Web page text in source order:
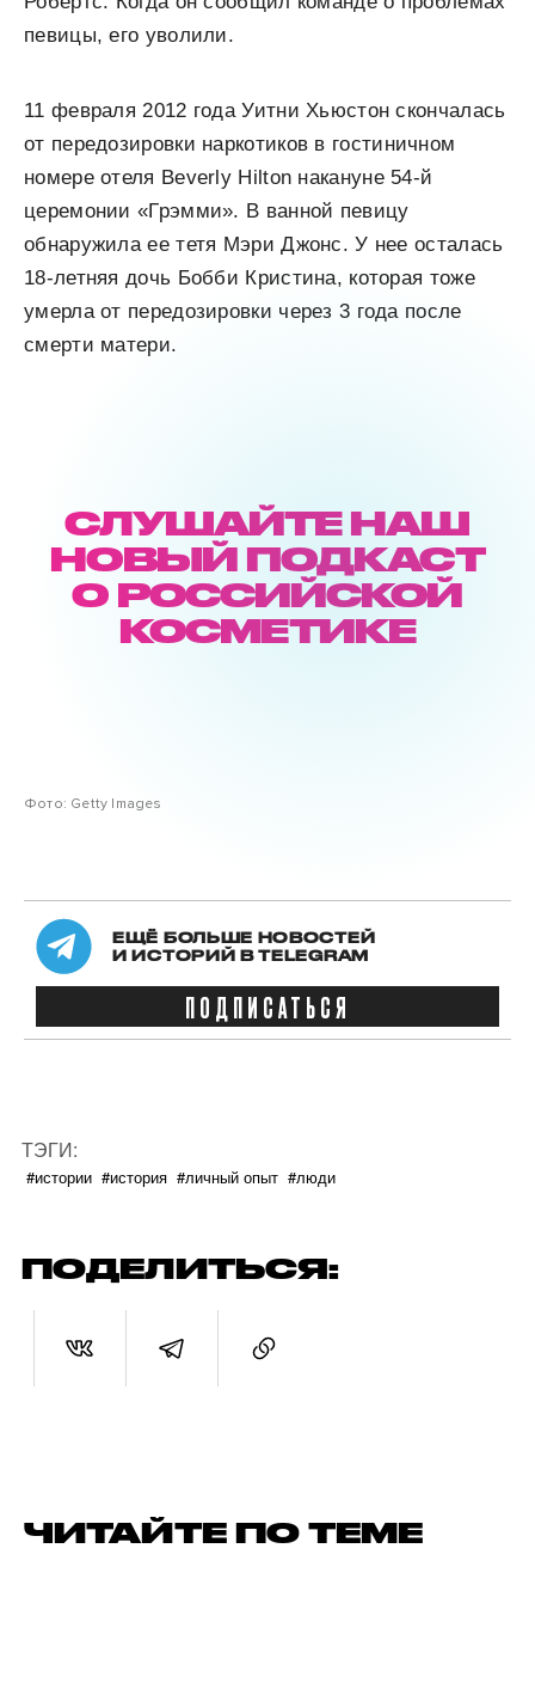
певицы, его уволили.
11 февраля 2012 года Уитни Хьюстон скончалась
от передозировки наркотиков в гостиничном
номере отеля Beverly Hilton накануне 54-й
церемонии «Грэмми». В ванной певицу
обнаружила ее тетя Мэри Джонс. У нее осталась
18-летняя дочь Бобби Кристина, которая тоже
умерла от передозировки через 3 года после
смерти матери.
СЛУШАЙТЕ НАШ
НОВЫЙ ПОДКАСТ
О РОССИЙСКОЙ
КОСМЕТИКЕ
Фото: Getty Images
ЕЩЁ БОЛЬШЕ НОВОСТЕЙ
И ИСТОРИЙ В TELEGRAM
ПОДПИСАТЬСЯ
ТЭГИ:
#истории #история #личный опыт #люди
ПОДЕЛИТЬСЯ:
ЧИТАЙТЕ ПО ТЕМЕ